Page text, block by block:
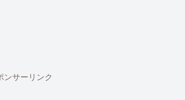
ンサーリンク